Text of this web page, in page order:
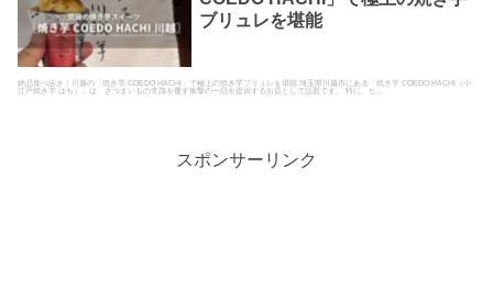
ブリュレを堪能
絶品食べ歩き！川越の「焼き芋 COEDO HACHI」で極上の焼き芋ブリュレを堪能 埼玉県川越市にある「焼き芋 COEDO HACHI（小
江戸焼き芋 はち）」は、さつまいもの常識を覆す衝撃の一品を提供するお店として話題です。 特に、ヒ...
スポンサーリンク